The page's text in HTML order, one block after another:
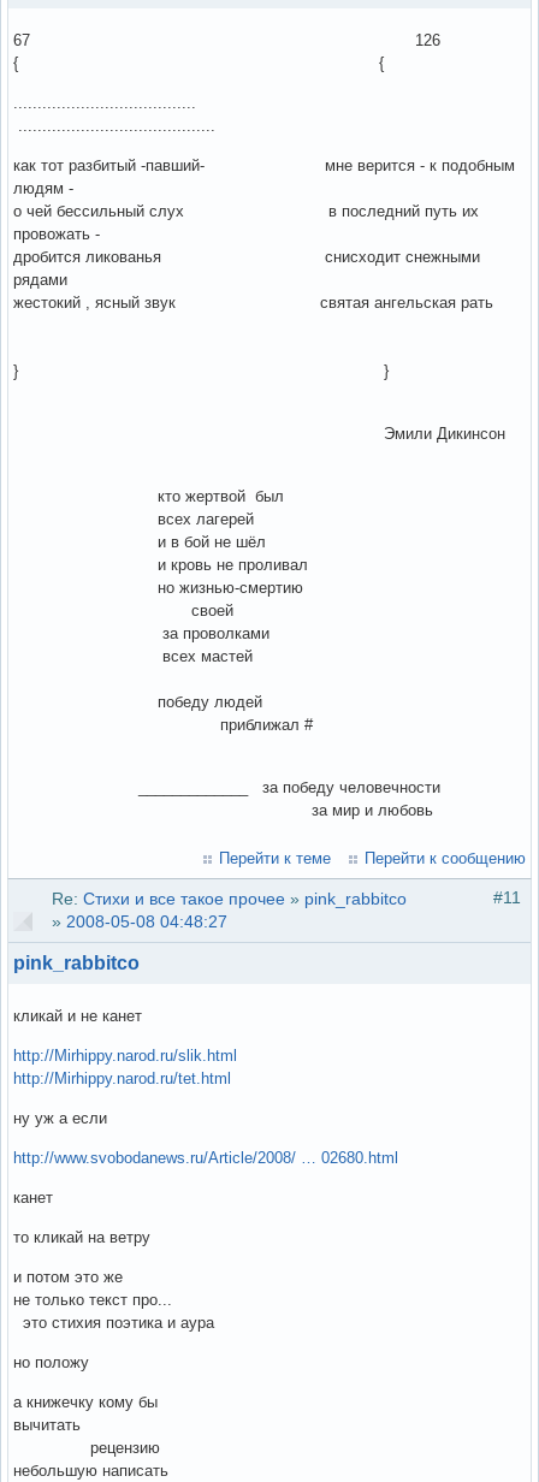
67 126
{ {
как тот разбитый -павший- мне верится - к подобным
людям -
о чей бессильный слух в последний путь их
провожать -
дробится ликованья снисходит снежными
рядами
жестокий , ясный звук святая ангельская рать
} }
Эмили Дикинсон
кто жертвой был
всех лагерей
и в бой не шёл
и кровь не проливал
но жизнью-смертию
своей
за проволками
всех мастей
победу людей
приближал #
_____________ за победу человечности
за мир и любовь
Перейти к теме Перейти к сообщению
#11
Re: Стихи и все такое прочее » pink_rabbitco
» 2008-05-08 04:48:27
pink_rabbitco
кликай и не канет
http://Mirhippy.narod.ru/slik.html
http://Mirhippy.narod.ru/tet.html
ну уж а если
http://www.svobodanews.ru/Article/2008/ … 02680.html
канет
то кликай на ветру
и потом это же
не только текст про...
это стихия поэтика и аура
но положу
а книжечку кому бы
вычитать
рецензию
небольшую написать